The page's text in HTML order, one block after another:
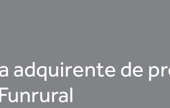
adquirente de